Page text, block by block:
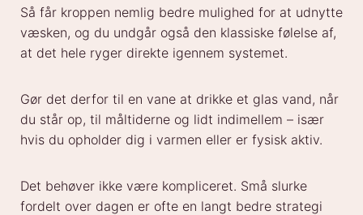
Så får kroppen nemlig bedre mulighed for at udnytte
væsken, og du undgår også den klassiske følelse af,
at det hele ryger direkte igennem systemet.
Gør det derfor til en vane at drikke et glas vand, når
du står op, til måltiderne og lidt indimellem – især
hvis du opholder dig i varmen eller er fysisk aktiv.
Det behøver ikke være kompliceret. Små slurke
fordelt over dagen er ofte en langt bedre strategi